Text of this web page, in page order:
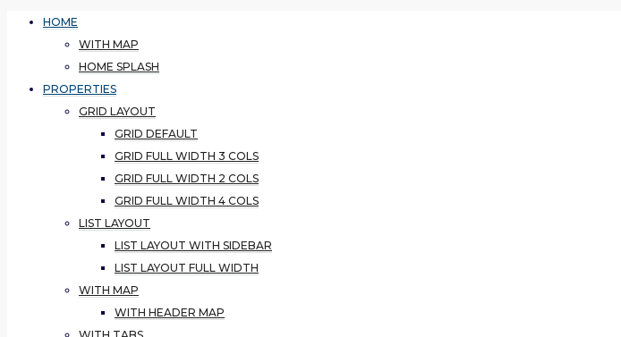
HOME
WITH MAP
HOME SPLASH
PROPERTIES
GRID LAYOUT
GRID DEFAULT
GRID FULL WIDTH 3 COLS
GRID FULL WIDTH 2 COLS
GRID FULL WIDTH 4 COLS
LIST LAYOUT
LIST LAYOUT WITH SIDEBAR
LIST LAYOUT FULL WIDTH
WITH MAP
WITH HEADER MAP